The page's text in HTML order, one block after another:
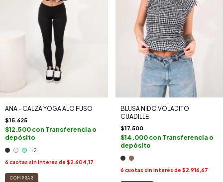
ANA - CALZA YOGA ALO FUSO
$15.625
$12.500con Transferencia o
depósito
+2
6 cuotas sin interés de $2.604,17
COMPRAR
BLUSA NIDO VOLADITO
CUADILLE
$17.500
$14.000con Transferencia o
depósito
6 cuotas sin interés de $2.916,67